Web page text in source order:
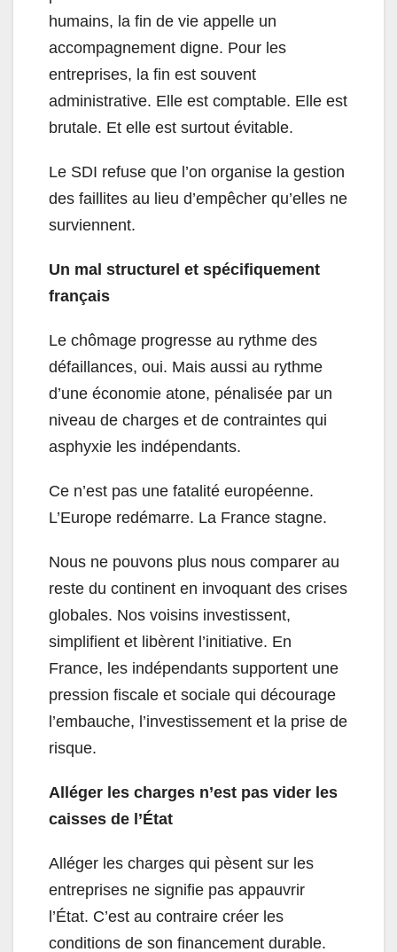
humains, la fin de vie appelle un
accompagnement digne. Pour les
entreprises, la fin est souvent
administrative. Elle est comptable. Elle est
brutale. Et elle est surtout évitable.
Le SDI refuse que l’on organise la gestion
des faillites au lieu d’empêcher qu’elles ne
surviennent.
Un mal structurel et spécifiquement
français
Le chômage progresse au rythme des
défaillances, oui. Mais aussi au rythme
d’une économie atone, pénalisée par un
niveau de charges et de contraintes qui
asphyxie les indépendants.
Ce n’est pas une fatalité européenne.
L’Europe redémarre. La France stagne.
Nous ne pouvons plus nous comparer au
reste du continent en invoquant des crises
globales. Nos voisins investissent,
simplifient et libèrent l’initiative. En
France, les indépendants supportent une
pression fiscale et sociale qui décourage
l’embauche, l’investissement et la prise de
risque.
Alléger les charges n’est pas vider les
caisses de l’État
Alléger les charges qui pèsent sur les
entreprises ne signifie pas appauvrir
l’État. C’est au contraire créer les
conditions de son financement durable.